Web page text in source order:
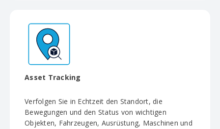
Asset Tracking
Verfolgen Sie in Echtzeit den Standort, die
Bewegungen und den Status von wichtigen
Objekten, Fahrzeugen, Ausrüstung, Maschinen und